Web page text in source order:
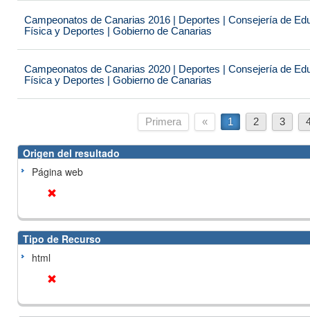
Campeonatos de Canarias 2016 | Deportes | Consejería de
Física y Deportes | Gobierno de Canarias
Campeonatos de Canarias 2020 | Deportes | Consejería de
Física y Deportes | Gobierno de Canarias
Primera « 1 2 3
Origen del resultado
Página web
Tipo de Recurso
html